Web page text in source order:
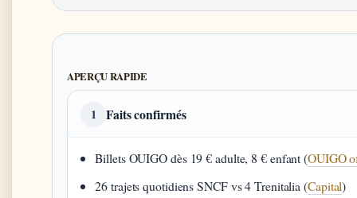
APERÇU RAPIDE
1 Faits confirmés
Billets OUIGO dès 19 € adulte, 8 € enfant (OUIGO
26 trajets quotidiens SNCF vs 4 Trenitalia (Capital)